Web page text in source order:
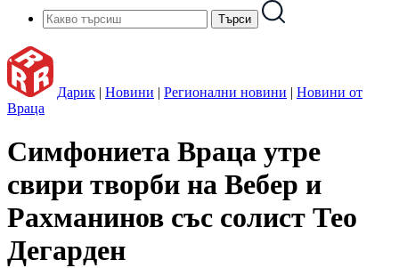
Дарик | Новини | Регионални новини | Новини от
Враца
Симфониета Враца утре
свири творби на Вебер и
Рахманинов със солист Тео
Дегарден